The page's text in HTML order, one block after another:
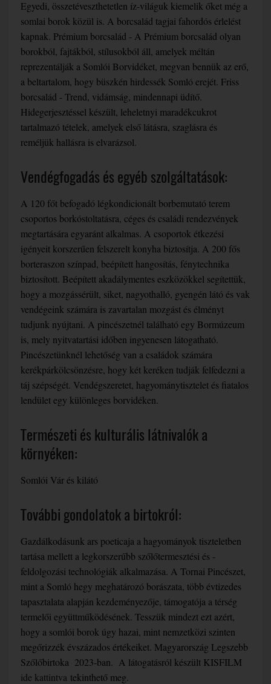
Egyedi, összetéveszthetetlen íz-világuk kiemelik őket még a
somlai borok közül is. A borcsalád tagjai fahordós érlelést
kapnak. Prémium borcsalád - A Prémium borcsalád olyan
borokból, fajtákból, stílusokból áll, amelyek méltán
reprezentálják a Somlói Borvidéket, megvan bennük az erő,
a beltartalom, hogy büszkén hirdessék Somló erejét. Friss
borcsalád - Trend, vidámság, mindennapi üdítő.
Hidegerjesztéssel készült, leheletnyi maradékcukrot
tartalmazó tételek, amelyek első látásra, szaglásra és
reméljük hallásra is elvarázsol.
Vendégfogadás és egyéb szolgáltatások:
A 120 főt befogadó légkondicionált borbemutató terem
csoportos borkóstoltatásra, céges és családi rendezvények
megtartására egyaránt alkalmas. A csoportok étkezési
igényeit korszerűen felszerelt konyha biztosítja. A 200 fős
borteraszon színpad, beépített hangosítás, fénytechnika
biztosított. Beépített akadálymentes eszközökkel segítettük,
hogy a mozgássérült, siket, nagyothalló, gyengén látó és vak
vendégeink számára is zavartalan mozgást és élményt
tudjunk nyújtani. A pincészetnél található egy Bormúzeum
is, mely nyitvatartási időben ingyenesen látogatható.
Pincészetünknél lehetőség van a családok számára
kerékpárkölcsönzésre, hogy két keréken tudják felfedezni a
táj szépségét. Vendégszeretet, hagyománytisztelet és fiatalos
lendület egy különleges borvidéken.
Természeti és kulturális látnivalók a
környéken:
Somlói Vár és kilátó
További gondolatok a birtokról:
Gazdálkodásunk ars poeticaja a hagyományok tiszteletben
tartása mellett a legkorszerűbb szőlőtermesztési és -
feldolgozási technológiák alkalmazása. A Tornai Pincészet,
mint a Somló hegy meghatározó borászata, több évtizedes
tapasztalata alapján kezdeményezője, támogatója a térség
termelői együttműködésének. Tesszük mindezt ezt azért,
hogy a somlói borok úgy hazai, mint nemzetközi szinten
megőrizzék évszázados értékeiket. Magyarország Legszebb
Szőlőbirtoka 2023-ban. A látogatásról készült KISFILM
ide kattintva tekinthető meg.